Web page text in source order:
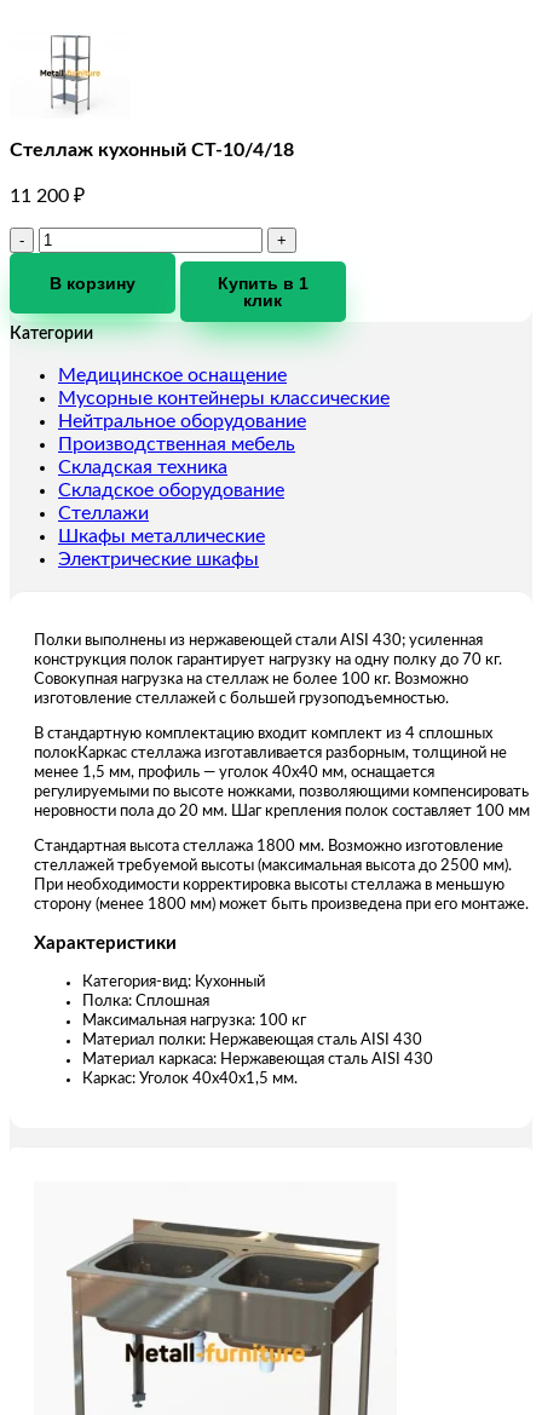
Стеллаж кухонный СТ-10/4/18
11 200 ₽
Количество
Стеллаж
СТ-10/4/18
В корзину
Купить в 1
клик
Категории
Медицинское оснащение
Мусорные контейнеры классические
Нейтральное оборудование
Производственная мебель
Складская техника
Складское оборудование
Стеллажи
Шкафы металлические
Электрические шкафы
Полки выполнены из нержавеющей стали AISI 430; усиленная
конструкция полок гарантирует нагрузку на одну полку до 70 кг.
Совокупная нагрузка на стеллаж не более 100 кг. Возможно
изготовление стеллажей с большей грузоподъемностью.
В стандартную комплектацию входит комплект из 4 сплошных
полокКаркас стеллажа изготавливается разборным, толщиной не
менее 1,5 мм, профиль — уголок 40х40 мм, оснащается
регулируемыми по высоте ножками, позволяющими компенсировать
неровности пола до 20 мм. Шаг крепления полок составляет 100 мм
Стандартная высота стеллажа 1800 мм. Возможно изготовление
стеллажей требуемой высоты (максимальная высота до 2500 мм).
При необходимости корректировка высоты стеллажа в меньшую
сторону (менее 1800 мм) может быть произведена при его монтаже.
Характеристики
Категория-вид: Кухонный
Полка: Сплошная
Максимальная нагрузка: 100 кг
Материал полки: Нержавеющая сталь AISI 430
Материал каркаса: Нержавеющая сталь AISI 430
Каркас: Уголок 40х40х1,5 мм.